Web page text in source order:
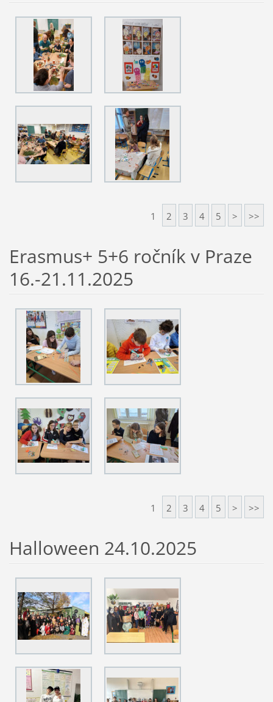
1 2 3 4 5 > >>
Erasmus+ 5+6 ročník v Praze
16.-21.11.2025
1 2 3 4 5 > >>
Halloween 24.10.2025